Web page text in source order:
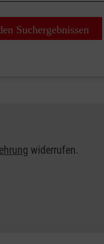
Suchergebnissen
widerrufen.